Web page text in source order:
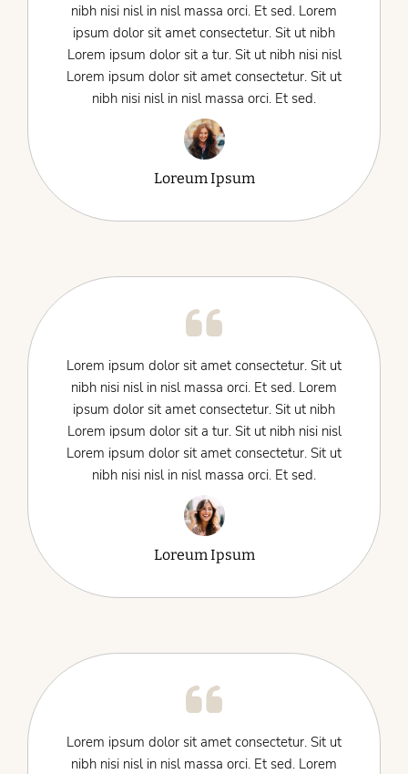
nibh nisi nisl in nisl massa orci. Et sed. Lorem
ipsum dolor sit amet consectetur. Sit ut nibh
Lorem ipsum dolor sit a tur. Sit ut nibh nisi nisl
Lorem ipsum dolor sit amet consectetur. Sit ut
nibh nisi nisl in nisl massa orci. Et sed.
Loreum Ipsum
Lorem ipsum dolor sit amet consectetur. Sit ut
nibh nisi nisl in nisl massa orci. Et sed. Lorem
ipsum dolor sit amet consectetur. Sit ut nibh
Lorem ipsum dolor sit a tur. Sit ut nibh nisi nisl
Lorem ipsum dolor sit amet consectetur. Sit ut
nibh nisi nisl in nisl massa orci. Et sed.
Loreum Ipsum
Lorem ipsum dolor sit amet consectetur. Sit ut
nibh nisi nisl in nisl massa orci. Et sed. Lorem